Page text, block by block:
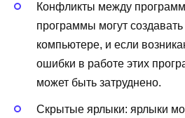
Конфликты между
программы могут
компьютере, и если
ошибки в работе этих
может быть затруднено.
Скрытые ярлыки: ярлыки